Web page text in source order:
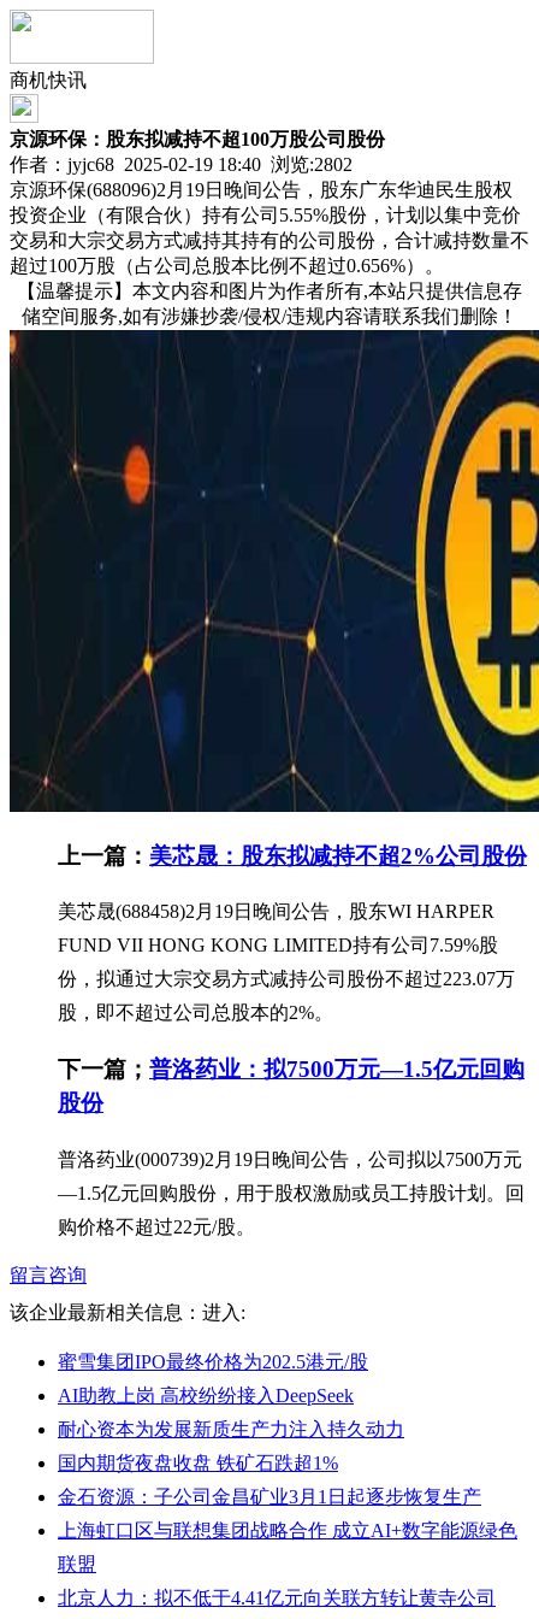
商机快讯
京源环保：股东拟减持不超100万股公司股份
作者：jyjc68 2025-02-19 18:40 浏览:2802
京源环保(688096)2月19日晚间公告，股东广东华迪民生股权
投资企业（有限合伙）持有公司5.55%股份，计划以集中竞价
交易和大宗交易方式减持其持有的公司股份，合计减持数量不
超过100万股（占公司总股本比例不超过0.656%）。
【温馨提示】本文内容和图片为作者所有,本站只提供信息存
储空间服务,如有涉嫌抄袭/侵权/违规内容请联系我们删除！
上一篇： 美芯晟：股东拟减持不超2%公司股份
美芯晟(688458)2月19日晚间公告，股东WI HARPER
FUND VII HONG KONG LIMITED持有公司7.59%股
份，拟通过大宗交易方式减持公司股份不超过223.07万
股，即不超过公司总股本的2%。
下一篇； 普洛药业：拟7500万元—1.5亿元回购
股份
普洛药业(000739)2月19日晚间公告，公司拟以7500万元
—1.5亿元回购股份，用于股权激励或员工持股计划。回
购价格不超过22元/股。
留言咨询
该企业最新相关信息： 进入:
蜜雪集团IPO最终价格为202.5港元/股
AI助教上岗 高校纷纷接入DeepSeek
耐心资本为发展新质生产力注入持久动力
国内期货夜盘收盘 铁矿石跌超1%
金石资源：子公司金昌矿业3月1日起逐步恢复生产
上海虹口区与联想集团战略合作 成立AI+数字能源绿色
联盟
北京人力：拟不低于4.41亿元向关联方转让黄寺公司